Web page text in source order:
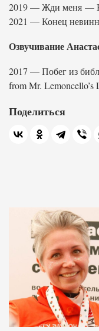
2019 — Жди меня —
2021 — Конец
Озвучивание
2017 — Побег из
from Mr. Lemoncello’s
Поделиться